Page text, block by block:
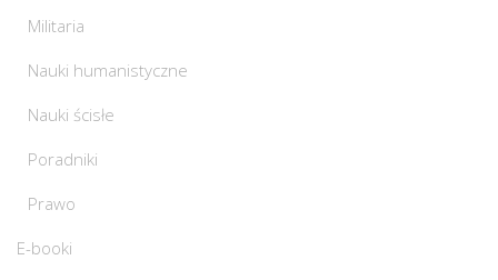
Militaria
Nauki humanistyczne
Nauki ścisłe
Poradniki
Prawo
E-booki